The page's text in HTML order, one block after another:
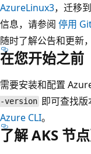
AzureLinux3，迁移
信息，请参阅 停用
随时了解公告和更新
在您开始之前
需要安装和配置
-version 即可查找
Azure CLI。
了解 AKS 节